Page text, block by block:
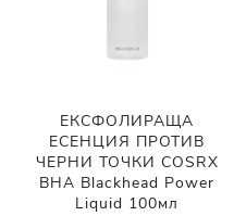
ЕКСФОЛИРАЩА
ЕСЕНЦИЯ ПРОТИВ
ЧЕРНИ ТОЧКИ COSRX
BHA Blackhead Power
Liquid 100мл